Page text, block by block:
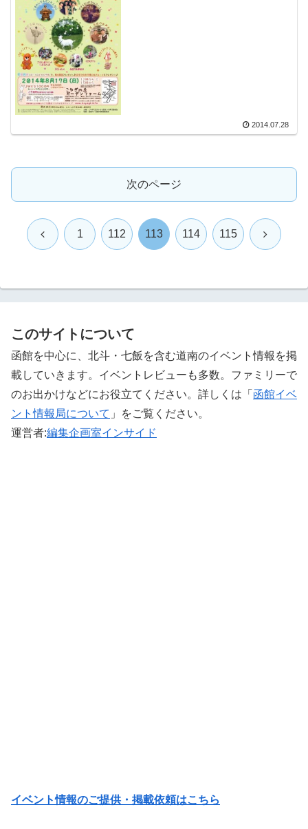
2014.07.28
次のページ
前 1 112 113 114 115 次
このサイトについて
函館を中心に、北斗・七飯を含む道南のイベント情報を掲
載していきます。イベントレビューも多数。ファミリーで
のお出かけなどにお役立てください。詳しくは「 函館イベ
ント情報局について 」をご覧ください。 ‎
運営者:編集企画室インサイド
イベント情報のご提供・掲載依頼はこちら